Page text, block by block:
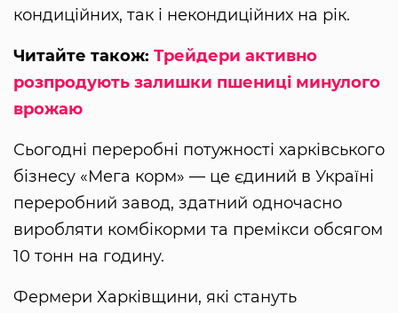
кондиційних, так і некондиційних на рік.
Читайте також: Трейдери активно
розпродують залишки пшениці минулого
врожаю
Сьогодні переробні потужності харківського
бізнесу «Мега корм» — це єдиний в Україні
переробний завод, здатний одночасно
виробляти комбікорми та премікси обсягом
10 тонн на годину.
Фермери Харківщини, які стануть